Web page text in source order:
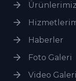
Ürünlerimiz
Haberler
Foto Galeri
Video Galeri